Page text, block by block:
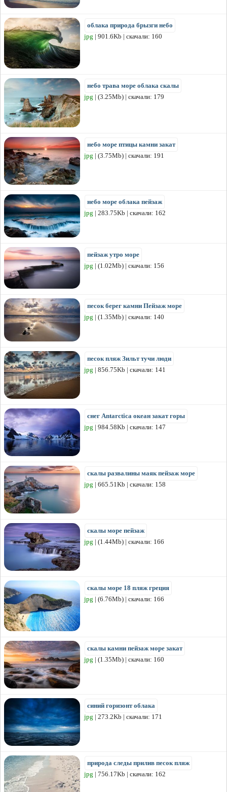
облака природа брызги небо
jpg | 901.6Kb | скачали: 160
небо трава море облака скалы
jpg | (3.25Mb) | скачали: 179
небо море птицы камни закат
jpg | (3.75Mb) | скачали: 191
небо море облака пейзаж
jpg | 283.75Kb | скачали: 162
пейзаж утро море
jpg | (1.02Mb) | скачали: 156
песок берег камни Пейзаж море
jpg | (1.35Mb) | скачали: 140
песок пляж Зильт тучи люди
jpg | 856.75Kb | скачали: 141
снег Antarctica океан закат горы
jpg | 984.58Kb | скачали: 147
скалы развалины маяк пейзаж море
jpg | 665.51Kb | скачали: 158
скалы море пейзаж
jpg | (1.44Mb) | скачали: 166
скалы море 18 пляж греция
jpg | (6.76Mb) | скачали: 166
скалы камни пейзаж море закат
jpg | (1.35Mb) | скачали: 160
синий горизонт облака
jpg | 273.2Kb | скачали: 171
природа следы прилив песок пляж
jpg | 756.17Kb | скачали: 162